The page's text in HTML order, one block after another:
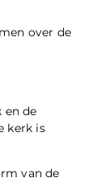
over de
en de
kerk is
van de